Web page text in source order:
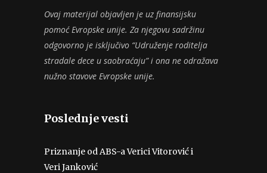
Ovaj materijal objavljen je uz finansijsku
pomoć Evropske unije. Za njegovu sadržinu
odgovorno je isključivo “Udruženje roditelja
stradale dece u saobraćaju” i ona ne odražava
nužno stavove Evropske unije.
Poslednje vesti
Priznanje od ABS-a Verici Vitorović i
Veri Janković